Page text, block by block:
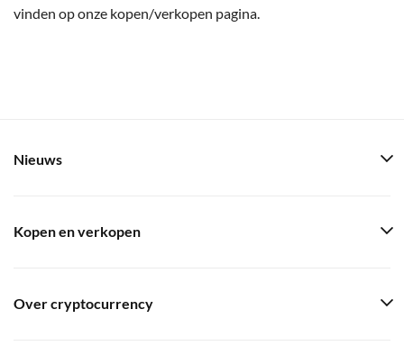
vinden op onze kopen/verkopen pagina.
Nieuws
Kopen en verkopen
Over cryptocurrency